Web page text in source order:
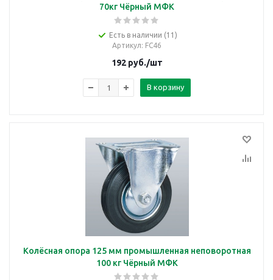
70кг Чёрный МФК
Есть в наличии (11)
Артикул: FC46
192руб./шт
В корзину
Колёсная опора 125 мм промышленная неповоротная
100 кг Чёрный МФК